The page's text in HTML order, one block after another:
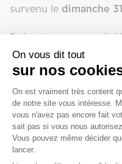
survenu le dimanche
Présenter vos
La cérémonie aura lieu
l'adresse suivante :